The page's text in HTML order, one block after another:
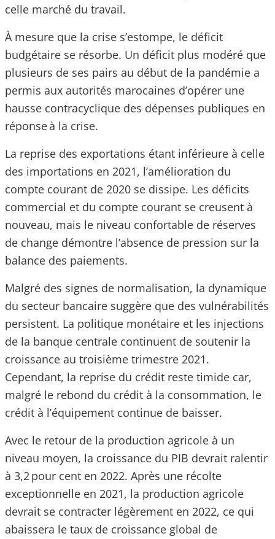
celle marché du travail.
À mesure que la crise s’estompe, le déficit
budgétaire se résorbe. Un déficit plus modéré que
plusieurs de ses pairs au début de la pandémie a
permis aux autorités marocaines d’opérer une
hausse contracyclique des dépenses publiques en
réponse à la crise.
La reprise des exportations étant inférieure à celle
des importations en 2021, l’amélioration du
compte courant de 2020 se dissipe. Les déficits
commercial et du compte courant se creusent à
nouveau, mais le niveau confortable de réserves
de change démontre l’absence de pression sur la
balance des paiements.
Malgré des signes de normalisation, la dynamique
du secteur bancaire suggère que des vulnérabilités
persistent. La politique monétaire et les injections
de la banque centrale continuent de soutenir la
croissance au troisième trimestre 2021.
Cependant, la reprise du crédit reste timide car,
malgré le rebond du crédit à la consommation, le
crédit à l’équipement continue de baisser.
Avec le retour de la production agricole à un
niveau moyen, la croissance du PIB devrait ralentir
à 3,2 pour cent en 2022. Après une récolte
exceptionnelle en 2021, la production agricole
devrait se contracter légèrement en 2022, ce qui
abaissera le taux de croissance global de